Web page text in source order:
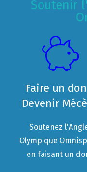
Soutenir
Faire un
Devenir
Soutenez
Olympique
en faisant un